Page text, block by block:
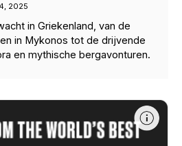
2025
in Griekenland, van de
in Mykonos tot de drijvende
en mythische bergavonturen.